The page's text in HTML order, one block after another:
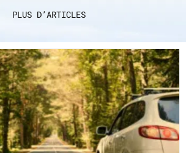
PLUS D’ARTICLES